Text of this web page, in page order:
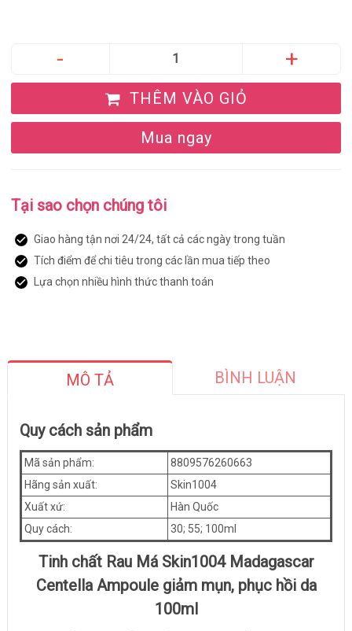
THÊM VÀO GIỎ
Mua ngay
Tại sao chọn chúng tôi
Giao hàng tận nơi 24/24, tất cả các ngày trong tuần
Tích điểm để chi tiêu trong các lần mua tiếp theo
Lựa chọn nhiều hình thức thanh toán
MÔ TẢ BÌNH LUẬN
Quy cách sản phẩm
Mã sản phẩm:
8809576260663
Hãng sản xuất:
Skin1004
Xuất xứ:
Hàn Quốc
Quy cách:
30; 55; 100ml
Tinh chất Rau Má Skin1004 Madagascar
Centella Ampoule giảm mụn, phục hồi da
100ml